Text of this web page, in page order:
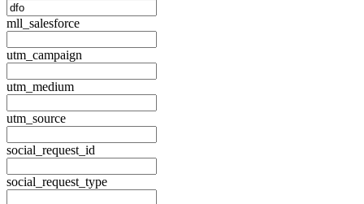
mll_salesforce
utm_campaign
utm_medium
utm_source
social_request_id
social_request_type